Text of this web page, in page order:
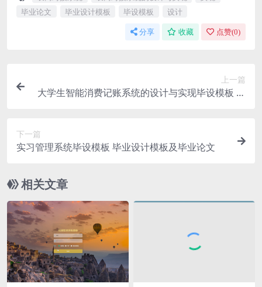
毕业论文
毕业设计模板 毕设模板 设计
分享 收藏 点赞(0)
上一篇
大学生智能消费记账系统的设计与实现毕设模板 毕
下一篇
实习管理系统毕设模板 毕业设计模板及毕业论文
相关文章